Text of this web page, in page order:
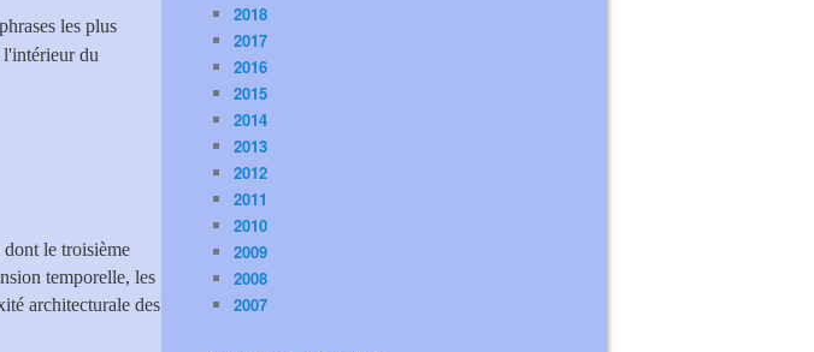
les plus
l'intérieur du
le troisième
temporelle, les
architecturale des
2018
2017
2016
2015
2014
2013
2012
2011
2010
2009
2008
2007